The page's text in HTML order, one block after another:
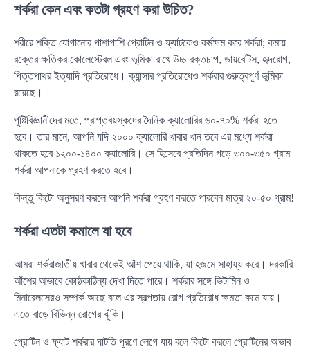
শর্করা কেন এবং কতটা গ্রহণ করা উচিত?
শরীরে শক্তি যোগানোর পাশাপাশি প্রোটিন ও ফ্যাটকেও কর্মক্ষম করে শর্করা; কমায়
রক্তের ক্ষতিকর কোলেস্টেরল এবং ভূমিকা রাখে উচ্চ রক্তচাপ, ডায়বেটিস, হৃদরোগ,
পিত্তপাথর ইত্যাদি প্রতিরোধে। ক্যান্সার প্রতিরোধেও শর্করার গুরুত্বপূর্ণ ভূমিকা
রয়েছে।
পুষ্টিবিজ্ঞানীদের মতে, প্রাপ্তবয়স্কদের দৈনিক ক্যালোরির ৬০-৭০% শর্করা হতে
হবে। তার মানে, আপনি যদি ২০০০ ক্যালোরি খাবার খান তবে এর মধ্যে শর্করা
থাকতে হবে ১২০০-১৪০০ ক্যালোরি। সে হিসেবে প্রতিদিন গড়ে ৩০০-৩৫০ গ্রাম
শর্করা আপনাকে গ্রহণ করতে হবে।
কিন্তু কিটো অনুসরণ করলে আপনি শর্করা গ্রহণ করতে পারবেন মাত্র ২০-৫০ গ্রাম!
শর্করা এতটা কমালে যা হবে
আমরা শর্করাজাতীয় খাবার থেকেই আঁশ পেয়ে থাকি, যা হজমে সাহায্য করে। দরকারি
আঁশের অভাবে কোষ্ঠকাঠিন্য দেখা দিতে পারে। শর্করার সঙ্গে ভিটামিন ও
মিনারেলসেরও সম্পর্ক আছে বলে এর স্বল্পতায় রোগ প্রতিরোধ ক্ষমতা কমে যায়।
এতে বাড়ে বিভিন্ন রোগের ঝুঁকি।
প্রোটিন ও ফ্যাট শর্করার ঘাটতি পূরণে লেগে যায় বলে কিটো করলে প্রোটিনের অভাব